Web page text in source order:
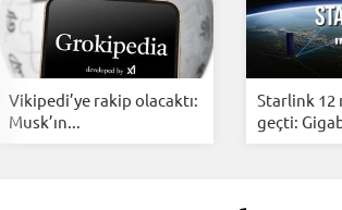
Vikipedi’ye rakip olacaktı:
Musk’ın...
Starlink 12
geçti: